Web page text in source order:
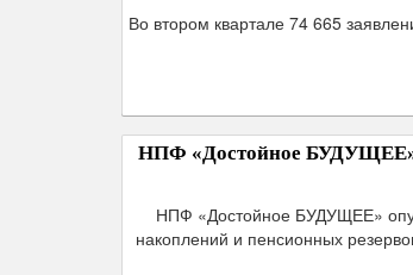
Во втором квартале 74 665
НПФ «Достойное БУДУЩЕЕ»
НПФ «Достойное БУДУЩЕЕ»
накоплений и пенсионных